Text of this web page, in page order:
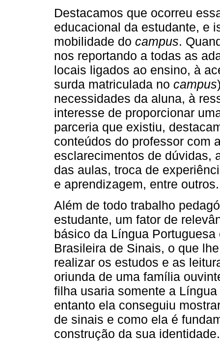
Destacamos que ocorreu
educacional da estudante, e
mobilidade do campus.
nos reportando a todas as
locais ligados ao ensino, à
surda matriculada no campus
necessidades da aluna, à
interesse de proporcionar
parceria que existiu,
conteúdos do professor com
esclarecimentos de dúvidas,
das aulas, troca de
e aprendizagem, entre outros.
Além de todo trabalho
estudante, um fator de
básico da Língua
Brasileira de Sinais, o que
realizar os estudos e as
oriunda de uma família
filha usaria somente a
entanto ela conseguiu
de sinais e como ela é
construção da sua identidade.